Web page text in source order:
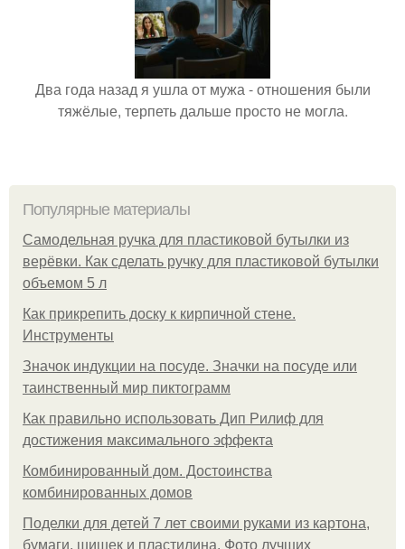
Два года назад я ушла от мужа - отношения были
тяжёлые, терпеть дальше просто не могла.
Популярные материалы
Самодельная ручка для пластиковой бутылки из
верёвки. Как сделать ручку для пластиковой бутылки
объемом 5 л
Как прикрепить доску к кирпичной стене.
Инструменты
Значок индукции на посуде. Значки на посуде или
таинственный мир пиктограмм
Как правильно использовать Дип Рилиф для
достижения максимального эффекта
Комбинированный дом. Достоинства
комбинированных домов
Поделки для детей 7 лет своими руками из картона,
бумаги, шишек и пластилина. Фото лучших